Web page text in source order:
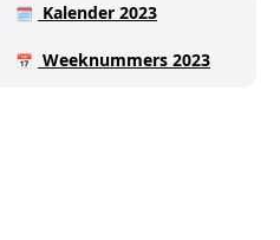
🗓️ Kalender 2023
📅 Weeknummers 2023